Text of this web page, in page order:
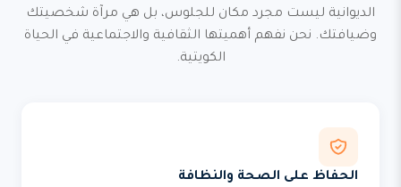
الديوانية ليست مجرد مكان للجلوس، بل هي مرآة شخصيتك
وضيافتك. نحن نفهم أهميتها الثقافية والاجتماعية في الحياة
الكويتية.
الحفاظ على الصحة والنظافة